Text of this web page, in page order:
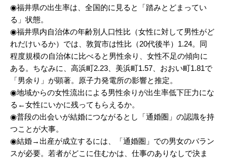
◉福井県の出生率は、全国的に見ると「踏みとどまってい
る」状態。
◉福井県内自治体の年齢別人口性比（女性に対して男性がど
れだけいるか）では、敦賀市は性比（20代後半）1.24。同
程度規模の自治体に比べると男性余り、女性不足の傾向に
ある。ちなみに、高浜町2.23、美浜町1.57、おおい町1.81で
「男余り」が顕著。原子力発電所の影響と推定。
◉地域からの女性流出による男性余りが出生率低下圧力にな
る←女性にいかに残ってもらえるか。
◉普段の出会いが結婚につながるとし「通婚圏」の認識を持
つことが大事。
◉結婚→出産が成立するには、「通婚圏」での男女のバラン
スが必要。若者がどこに住むかは、仕事のありなしで決ま